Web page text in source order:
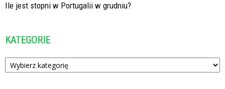
Ile jest stopni w Portugalii w grudniu?
KATEGORIE
Kategorie